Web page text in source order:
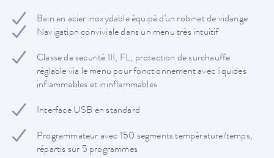
Bain en acier inoxydable équipé d'un robinet de vidange
Navigation conviviale dans un menu très intuitif
Classe de securité III, FL, protection de surchauffe
réglable via le menu pour fonctionnement avec liquides
inflammables et ininflammables
Interface USB en standard
Programmateur avec 150 segments température/temps,
répartis sur 5 programmes